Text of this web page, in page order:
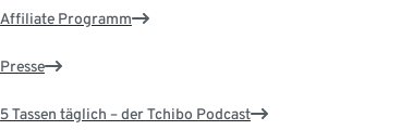
Affiliate Programm
Presse
5 Tassen täglich – der Tchibo Podcast